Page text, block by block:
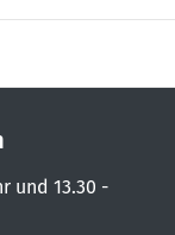
und 13.30 -